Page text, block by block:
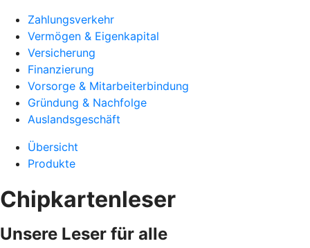
Zahlungsverkehr
Vermögen & Eigenkapital
Versicherung
Finanzierung
Vorsorge & Mitarbeiterbindung
Gründung & Nachfolge
Auslandsgeschäft
Übersicht
Produkte
Chipkartenleser
Unsere Leser für alle